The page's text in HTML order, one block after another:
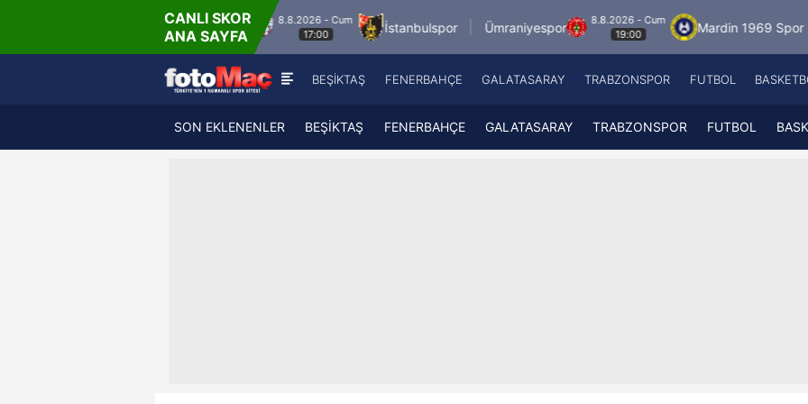
CANLI SKOR
ANA SAYFA
Bandırmaspor
8.8.2026 - Cum
17:00
İstanbulspor Ümraniyespor
8.8.2026 - Cum
19:00
Mardin 1969 Spor
Fenerbahçe
Galatasaray
A
BEŞİKTAŞ FENERBAHÇE GALATASARAY TRABZONSPOR FUTBOL
SON EKLENENLER BEŞİKTAŞ FENERBAHÇE GALATASARAY TRABZONSPOR FUTBOL